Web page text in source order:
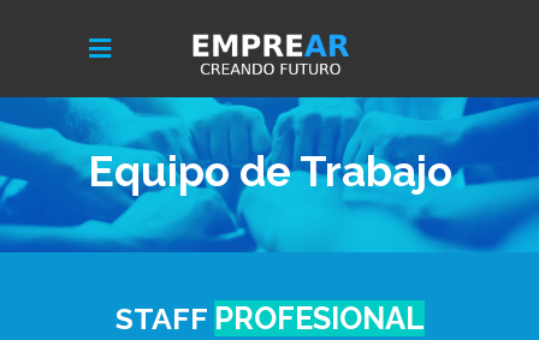
Equipo de Trabajo
STAFF PROFESIONAL